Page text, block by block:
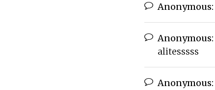
Anonymous:
Anonymous:
alitesssss
Anonymous: